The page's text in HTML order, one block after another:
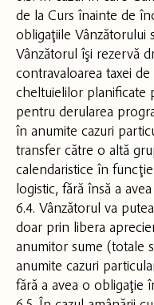
de la Curs înainte de
obligaţiile Vânzătorului
Vânzătorul îşi rezervă
contravaloarea taxei
cheltuielilor planificate
pentru derularea
în anumite cazuri
transfer către o altă
calendaristice în
logistic, fără însă a
6.4. Vânzătorul va
doar prin libera
anumitor sume (totale
anumite cazuri
fără a avea o obligaţie